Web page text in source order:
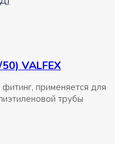
VALFEX
применяется для
трубы